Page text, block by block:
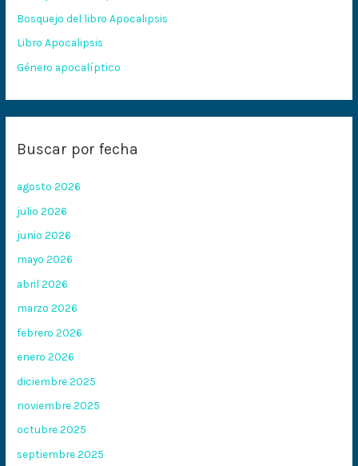
r
:
Bosquejo del libro Apocalipsis
Libro Apocalipsis
Género apocalíptico
Buscar por fecha
agosto 2026
julio 2026
junio 2026
mayo 2026
abril 2026
marzo 2026
febrero 2026
enero 2026
diciembre 2025
noviembre 2025
octubre 2025
septiembre 2025